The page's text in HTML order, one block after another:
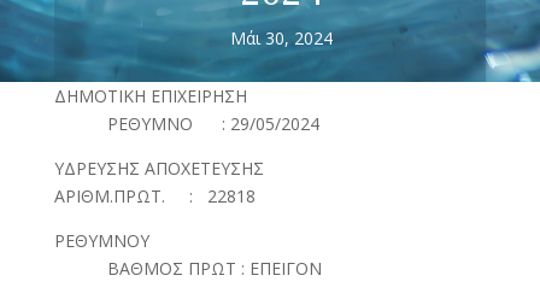
Μάι 30, 2024
ΔΗΜΟΤΙΚΗ ΕΠΙΧΕΙΡΗΣΗ
ΡΕΘΥΜΝΟ : 29/05/2024
ΥΔΡΕΥΣΗΣ ΑΠΟΧΕΤΕΥΣΗΣ
ΑΡΙΘΜ.ΠΡΩΤ. : 22818
ΡΕΘΥΜΝΟΥ
ΒΑΘΜΟΣ ΠΡΩΤ : ΕΠΕΙΓΟΝ